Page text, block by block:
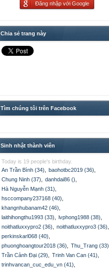
Đăng nhập với Google
Chia sẻ trang này
Tìm chúng tôi trên Facebook
Sinh nhật thành viên
Today is 19 people's birthday.
An Trần Bình (34)
baohotbc2019 (36)
Chung Ninh (37)
danhdai86 ()
Hà Nguyễn Mạnh (31)
hsccompany237168 (40)
khangnhubanam42 (46)
laithihongthu1993 (33)
lvphong1988 (38)
noithatluxxypro2 (36)
noithatluxxypro3 (36)
perkinskarl068 (40)
phuonghoangtour2018 (36)
Thu_Trang (33)
Trần Cảnh Đại (29)
Trinh Van Can (41)
trinhvancan_cuc_edu_vn (41)